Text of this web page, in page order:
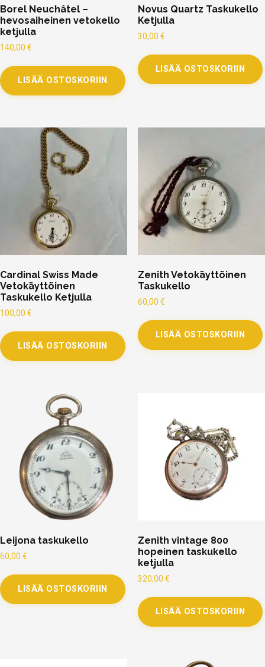
Borel Neuchâtel –
hevosaiheinen vetokello
ketjulla
140,00 €
LISÄÄ OSTOSKORIIN
Novus Quartz Taskukello
Ketjulla
30,00 €
LISÄÄ OSTOSKORIIN
Cardinal Swiss Made
Vetokäyttöinen
Taskukello Ketjulla
100,00 €
LISÄÄ OSTOSKORIIN
Zenith Vetokäyttöinen
Taskukello
60,00 €
LISÄÄ OSTOSKORIIN
Leijona taskukello
60,00 €
LISÄÄ OSTOSKORIIN
Zenith vintage 800
hopeinen taskukello
ketjulla
320,00 €
LISÄÄ OSTOSKORIIN